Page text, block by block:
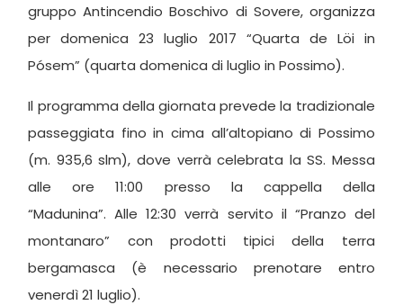
gruppo Antincendio Boschivo di Sovere,organizza
per domenica 23 luglio 2017 “Quarta de Löi in
Pósem” (quarta domenica di luglio in Possimo).
Il programma della giornata prevede la tradizionale
passeggiata fino in cima all’altopiano di Possimo
(m. 935,6 slm), dove verrà celebrata la SS. Messa
alle ore 11:00 presso la cappella della
“Madunina”. Alle 12:30 verrà servito il “Pranzo del
montanaro” con prodotti tipici della terra
bergamasca (è necessario prenotare entro
venerdì 21 luglio).